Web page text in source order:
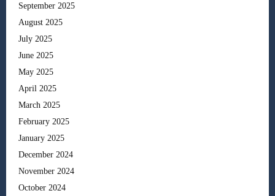
September 2025
August 2025
July 2025
June 2025
May 2025
April 2025
March 2025
February 2025
January 2025
December 2024
November 2024
October 2024